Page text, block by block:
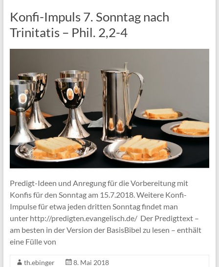
Konfi-Impuls 7. Sonntag nach
Trinitatis – Phil. 2,2-4
Predigt-Ideen und Anregung für die Vorbereitung mit
Konfis für den Sonntag am 15.7.2018. Weitere Konfi-
Impulse für etwa jeden dritten Sonntag findet man
unter http://predigten.evangelisch.de/ Der Predigttext –
am besten in der Version der BasisBibel zu lesen – enthält
eine Fülle von
th.ebinger
8. Mai 2018